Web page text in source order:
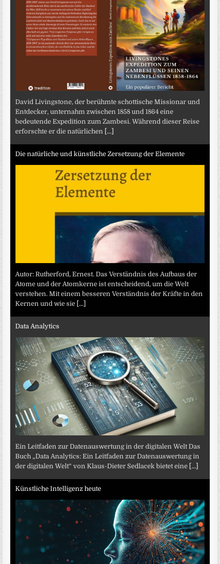
David Livingstone, der berühmte schottische Missionar und
Entdecker, unternahm zwischen 1858 und 1864 eine
bedeutende Expedition zum Zambesi. Während dieser Reise
erforschte er die natürlichen [...]
Die natürliche und künstliche Zersetzung der Elemente
Autor: Rutherford, Ernest. Das Verständnis des Aufbaus der
Atome und der Atomkerne ist entscheidend, um die Welt
verstehen. Mit einem besseren Verständnis der Kräfte in den
Kernen und wie sie [...]
Data Analytics
Ein Leitfaden zur Datenauswertung in der digitalen Welt Das
Buch „Data Analytics: Ein Leitfaden zur Datenauswertung in
der digitalen Welt“ von Klaus-Dieter Sedlacek bietet eine [...]
Künstliche Intelligenz heute